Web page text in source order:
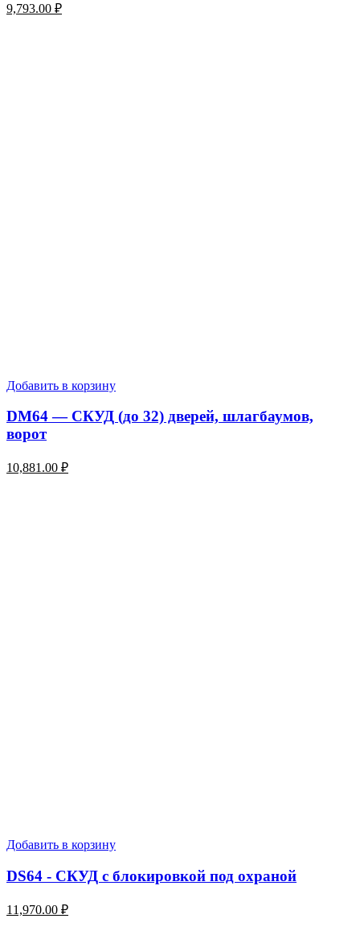
9,793.00 ₽
Добавить в корзину
DM64 — СКУД (до 32) дверей, шлагбаумов,
ворот
10,881.00 ₽
Добавить в корзину
DS64 - СКУД с блокировкой под охраной
11,970.00 ₽